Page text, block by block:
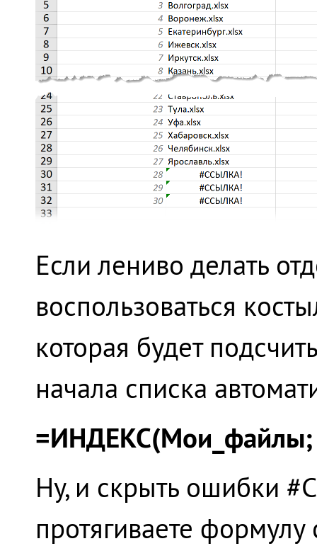
Если лениво делать
воспользоваться
которая будет
начала списка
Ну, и скрыть ошибки
протягиваете